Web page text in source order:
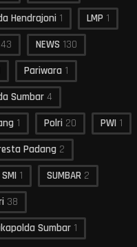
Hendrajoni 1 LMP 1
43 NEWS 130
Pariwara 1
Sumbar 4
1 Polri 20 PWI 1
Padang 2
SMI 1 SUMBAR 2
38
Sumbar 1